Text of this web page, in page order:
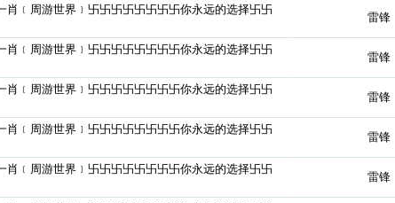
肖﹝周游世界﹞卐卐卐卐卐卐卐卐你永远的选择卐卐
雷锋
肖﹝周游世界﹞卐卐卐卐卐卐卐卐你永远的选择卐卐
雷锋
肖﹝周游世界﹞卐卐卐卐卐卐卐卐你永远的选择卐卐
雷锋
肖﹝周游世界﹞卐卐卐卐卐卐卐卐你永远的选择卐卐
雷锋
肖﹝周游世界﹞卐卐卐卐卐卐卐卐你永远的选择卐卐
雷锋